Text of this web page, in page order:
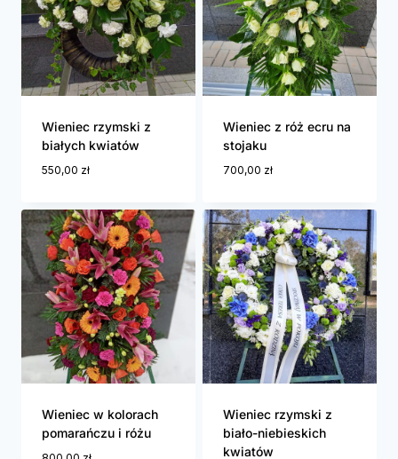
Wieniec rzymski z
białych kwiatów
550,00 zł
Wieniec z róż ecru na
stojaku
700,00 zł
Wieniec w kolorach
pomarańczu i różu
Wieniec rzymski z
biało-niebieskich
kwiatów